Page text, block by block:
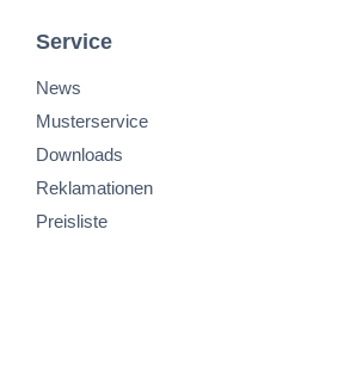
Service
News
Musterservice
Downloads
Reklamationen
Preisliste